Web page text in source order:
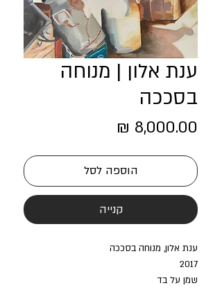
ענת אלון | מנוחה
בסככה
הוספה לסל
קנייה
ענת אלון, מנוחה בסככה
2017
שמן על בד